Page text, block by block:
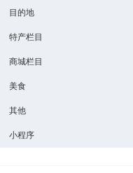
目的地
特产栏目
商城栏目
美食
其他
小程序